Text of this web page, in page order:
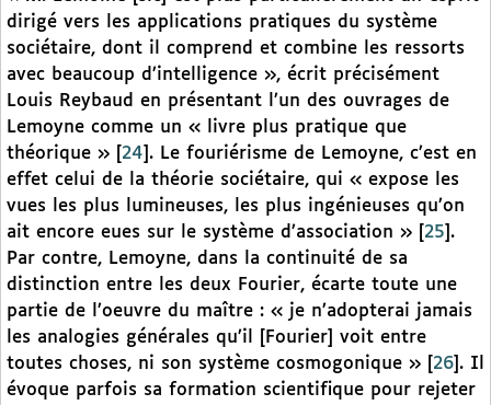
dirigé vers les applications pratiques du système
sociétaire, dont il comprend et combine les ressorts
avec beaucoup d’intelligence », écrit précisément
Louis Reybaud en présentant l’un des ouvrages de
Lemoyne comme un « livre plus pratique que
théorique »
24 . Le fouriérisme de Lemoyne, c’est en
effet celui de la théorie sociétaire, qui « expose les
vues les plus lumineuses, les plus ingénieuses qu’on
ait encore eues sur le système d’association »
25 .
Par contre, Lemoyne, dans la continuité de sa
distinction entre les deux Fourier, écarte toute une
partie de l’oeuvre du maître : « je n’adopterai jamais
les analogies générales qu’il [Fourier] voit entre
toutes choses, ni son système cosmogonique »
26 . Il
évoque parfois sa formation scientifique pour rejeter